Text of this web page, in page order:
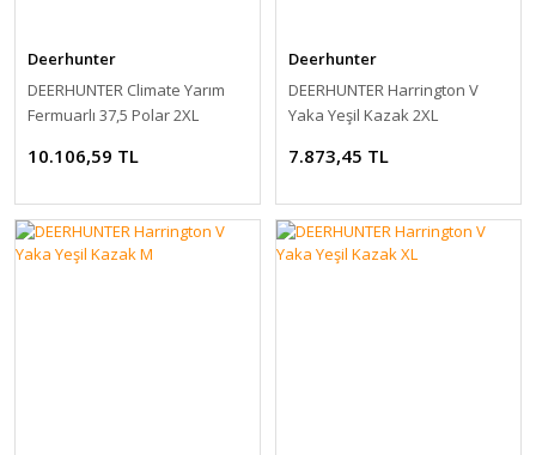
Deerhunter
DEERHUNTER Climate Yarım
Fermuarlı 37,5 Polar 2XL
10.106,59 TL
Deerhunter
DEERHUNTER Harrington V
Yaka Yeşil Kazak 2XL
7.873,45 TL